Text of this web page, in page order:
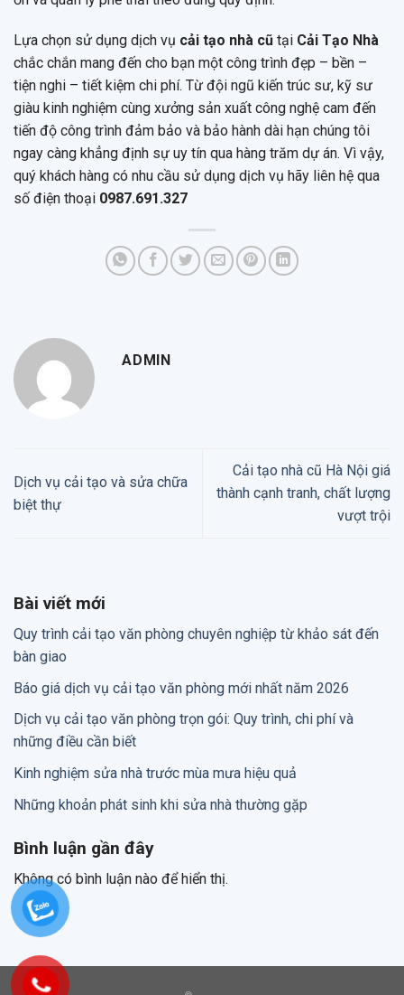
Lựa chọn sử dụng dịch vụ cải tạo nhà cũ tại Cải Tạo Nhà
chắc chắn mang đến cho bạn một công trình đẹp – bền –
tiện nghi – tiết kiệm chi phí. Từ đội ngũ kiến trúc sư, kỹ sư
giàu kinh nghiệm cùng xưởng sản xuất công nghệ cam đến
tiến độ công trình đảm bảo và bảo hành dài hạn chúng tôi
ngay càng khẳng định sự uy tín qua hàng trăm dự án. Vì vậy,
quý khách hàng có nhu cầu sử dụng dịch vụ hãy liên hệ qua
số điện thoại 0987.691.327
ADMIN
Dịch vụ cải tạo và sửa chữa
biệt thự
Cải tạo nhà cũ Hà Nội giá
thành cạnh tranh, chất lượng
vượt trội
Bài viết mới
Quy trình cải tạo văn phòng chuyên nghiệp từ khảo sát đến
bàn giao
Báo giá dịch vụ cải tạo văn phòng mới nhất năm 2026
Dịch vụ cải tạo văn phòng trọn gói: Quy trình, chi phí và
những điều cần biết
Kinh nghiệm sửa nhà trước mùa mưa hiệu quả
Những khoản phát sinh khi sửa nhà thường gặp
Bình luận gần đây
Không có bình luận nào để hiển thị.